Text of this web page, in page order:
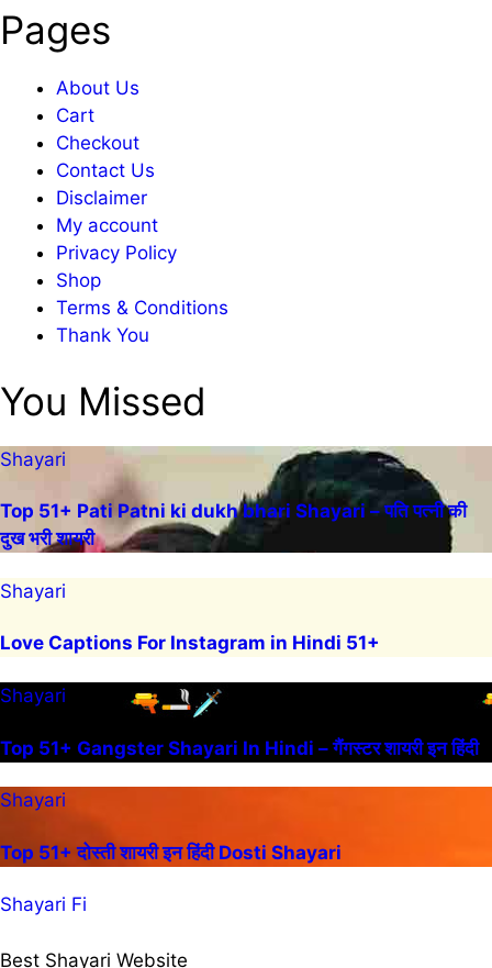
Pages
About Us
Cart
Checkout
Contact Us
Disclaimer
My account
Privacy Policy
Shop
Terms & Conditions
Thank You
You Missed
Shayari
Top 51+ Pati Patni ki dukh bhari Shayari – पति पत्नी की
दुख भरी शायरी
Shayari
Love Captions For Instagram in Hindi 51+
Shayari
Top 51+ Gangster Shayari In Hindi – गैंगस्टर शायरी इन हिंदी
Shayari
Top 51+ दोस्ती शायरी इन हिंदी Dosti Shayari
Shayari Fi
Best Shayari Website